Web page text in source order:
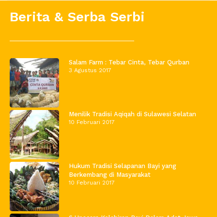
Berita & Serba Serbi
Salam Farm : Tebar Cinta, Tebar Qurban
3 Agustus 2017
Menilik Tradisi Aqiqah di Sulawesi Selatan
10 Februari 2017
Hukum Tradisi Selapanan Bayi yang
Berkembang di Masyarakat
10 Februari 2017